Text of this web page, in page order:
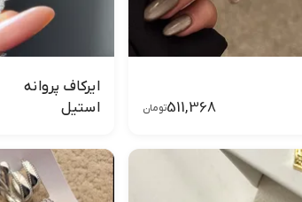
511,368تومان
ایرکاف پروانه
استیل